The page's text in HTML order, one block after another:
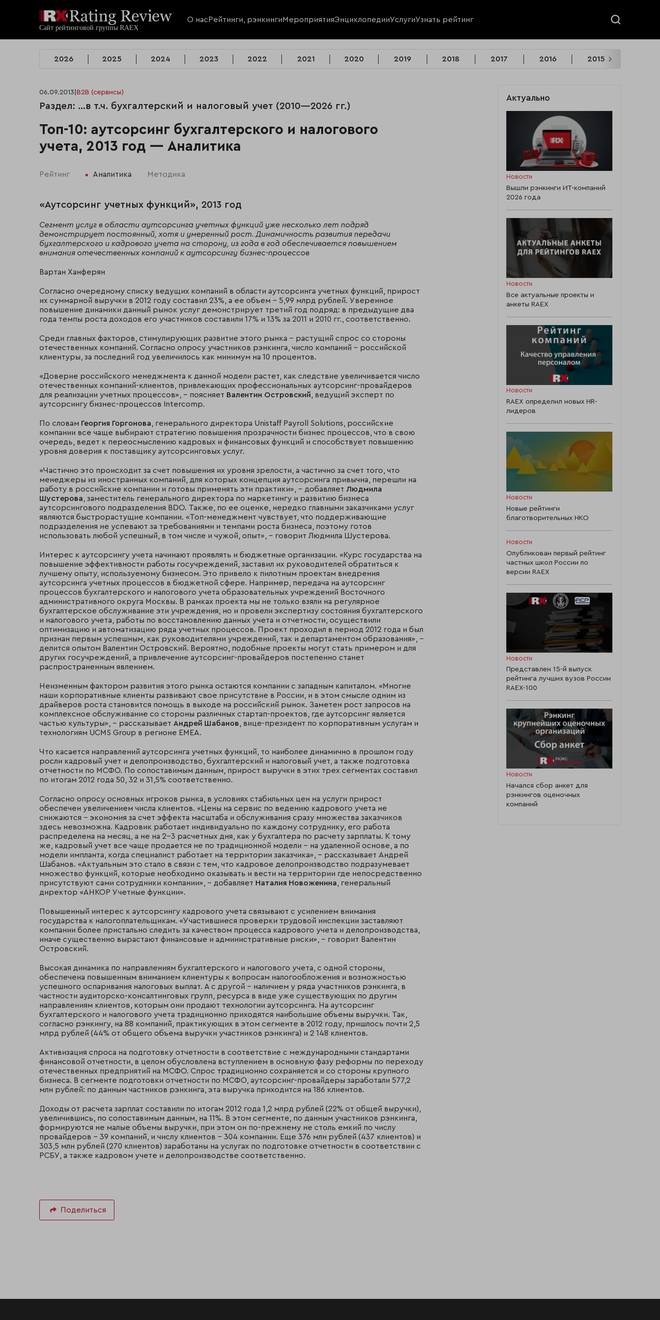
О нас Рейтинги, рэнкингиМероприятияЭнциклопедииУслугиУзнать рейтинг
2026 2025 2024 2023 2022 2021 2020 2019 2018 2017 2016 2015
06.09.2013 B2B (сервисы)
Раздел: …в т.ч. бухгалтерский и налоговый учет (2010—2026 гг.)
Топ-10: аутсорсинг бухгалтерского и налогового
учета, 2013 год — Аналитика
Рейтинг Аналитика Методика
«Аутсорсинг учетных функций», 2013 год
Сегмент услуг в области аутсорсинга учетных функций уже несколько лет подряд
демонстрирует постоянный, хотя и умеренный рост. Динамичность развития передачи
бухгалтерского и кадрового учета на сторону, из года в год обеспечивается повышением
внимания отечественных компаний к аутсорсингу бизнес-процессов
Вартан Ханферян
Согласно очередному списку ведущих компаний в области аутсорсинга учетных функций, прирост
их суммарной выручки в 2012 году составил 23%, а ее объем – 5,99 млрд рублей. Уверенное
повышение динамики данный рынок услуг демонстрирует третий год подряд: в предыдущие два
года темпы роста доходов его участников составили 17% и 13% за 2011 и 2010 гг., соответственно.
Среди главных факторов, стимулирующих развитие этого рынка – растущий спрос со стороны
отечественных компаний. Согласно опросу участников рэнкинга, число компаний – российской
клиентуры, за последний год увеличилось как минимум на 10 процентов.
«Доверие российского менеджмента к данной модели растет, как следствие увеличивается число
отечественных компаний-клиентов, привлекающих профессиональных аутсорсинг-провайдеров
для реализации учетных процессов», – поясняет Валентин Островский , ведущий эксперт по
аутсорсингу бизнес-процессов Intercomp.
По словам Георгия Горгонова , генерального директора Unistaff Payroll Solutions, российские
компании все чаще выбирают стратегию повышения прозрачности бизнес процессов, что в свою
очередь, ведет к переосмыслению кадровых и финансовых функций и способствует повышению
уровня доверия к поставщику аутсорсинговых услуг.
«Частично это происходит за счет повышения их уровня зрелости, а частично за счет того, что
менеджеры из иностранных компаний, для которых концепция аутсорсинга привычна, перешли на
работу в российские компании и готовы применять эти практики», – добавляет Людмила
Шустерова , заместитель генерального директора по маркетингу и развитию бизнеса
аутсорсингового подразделения BDO. Также, по ее оценке, нередко главными заказчиками услуг
являются быстрорастущие компании. «Топ-менеджмент чувствует, что поддерживающие
подразделения не успевают за требованиями и темпами роста бизнеса, поэтому готов
использовать любой успешный, в том числе и чужой, опыт», – говорит Людмила Шустерова.
Интерес к аутсорсингу учета начинают проявлять и бюджетные организации. «Курс государства на
повышение эффективности работы госучреждений, заставил их руководителей обратиться к
лучшему опыту, используемому бизнесом. Это привело к пилотным проектам внедрения
аутсорсинга учетных процессов в бюджетной сфере. Например, передача на аутсорсинг
процессов бухгалтерского и налогового учета образовательных учреждений Восточного
административного округа Москвы. В рамках проекта мы не только взяли на регулярное
бухгалтерское обслуживание эти учреждения, но и провели экспертизу состояния бухгалтерского
и налогового учета, работы по восстановлению данных учета и отчетности, осуществили
оптимизацию и автоматизацию ряда учетных процессов. Проект проходил в период 2012 года и был
признан первым успешным, как руководителями учреждений, так и департаментом образования», –
делится опытом Валентин Островский. Вероятно, подобные проекты могут стать примером и для
других госучреждений, а привлечение аутсорсинг-провайдеров постепенно станет
распространенным явлением.
Неизменным фактором развития этого рынка остаются компании с западным капиталом. «Многие
наши корпоративные клиенты развивают свое присутствие в России, и в этом смысле одним из
драйверов роста становится помощь в выходе на российский рынок. Заметен рост запросов на
комплексное обслуживание со стороны различных стартап-проектов, где аутсорсинг является
частью культуры», – рассказывает Андрей Шабанов , вице-президент по корпоративным услугам и
технологиям UCMS Group в регионе EMEA.
Что касается направлений аутсорсинга учетных функций, то наиболее динамично в прошлом году
росли кадровый учет и делопроизводство, бухгалтерский и налоговый учет, а также подготовка
отчетности по МСФО. По сопоставимым данным, прирост выручки в этих трех сегментах составил
по итогам 2012 года 50, 32 и 31,5% соответственно.
Согласно опросу основных игроков рынка, в условиях стабильных цен на услуги прирост
обеспечен увеличением числа клиентов. «Цены на сервис по ведению кадрового учета не
снижаются – экономия за счет эффекта масштаба и обслуживания сразу множества заказчиков
здесь невозможна. Кадровик работает индивидуально по каждому сотруднику, его работа
распределена на месяц, а не на 2-3 расчетных дня, как у бухгалтера по расчету зарплаты. К тому
же, кадровый учет все чаще продается не по традиционной модели – на удаленной основе, а по
модели импланта, когда специалист работает на территории заказчика», – рассказывает Андрей
Шабанов. «Актуальным это стало в связи с тем, что кадровое делопроизводство подразумевает
множество функций, которые необходимо оказывать и вести на территории где непосредственно
присутствуют сами сотрудники компании», – добавляет Наталия Новоженина , генеральный
директор «АНКОР Учетные функции».
Повышенный интерес к аутсорсингу кадрового учета связывают с усилением внимания
государства к налогоплательщикам. «Участившиеся проверки трудовой инспекции заставляют
компании более пристально следить за качеством процесса кадрового учета и делопроизводства,
иначе существенно вырастают финансовые и административные риски», – говорит Валентин
Островский.
Высокая динамика по направлениям бухгалтерского и налогового учета, с одной стороны,
обеспечена повышенным вниманием клиентуры к вопросам налогообложения и возможностью
успешного оспаривания налоговых выплат. А с другой – наличием у ряда участников рэнкинга, в
частности аудиторско-консалтинговых групп, ресурса в виде уже существующих по другим
направлениям клиентов, которым они продают технологии аутсорсинга. На аутсорсинг
бухгалтерского и налогового учета традиционно приходятся наибольшие объемы выручки. Так,
согласно рэнкингу, на 88 компаний, практикующих в этом сегменте в 2012 году, пришлось почти 2,5
млрд рублей (44% от общего объема выручки участников рэнкинга) и 2 148 клиентов.
Активизация спроса на подготовку отчетности в соответствие с международными стандартами
финансовой отчетности, в целом обусловлена вступлением в основную фазу реформы по переходу
отечественных предприятий на МСФО. Спрос традиционно сохраняется и со стороны крупного
бизнеса. В сегменте подготовки отчетности по МСФО, аутсорсинг-провайдеры заработали 577,2
млн рублей: по данным частников рэнкинга, эта выручка приходится на 186 клиентов.
Доходы от расчета зарплат составили по итогам 2012 года 1,2 млрд рублей (22% от общей выручки),
увеличившись, по сопоставимым данным, на 11%. В этом сегменте, по данным участников рэнкинга,
формируются не малые объемы выручки, при этом он по-прежнему не столь емкий по числу
провайдеров – 39 компаний, и числу клиентов – 304 компании. Еще 376 млн рублей (437 клиентов) и
303,5 млн рублей (270 клиентов) заработаны на услугах по подготовке отчетности в соответствии с
РСБУ, а также кадровом учете и делопроизводстве соответственно.
Актуально
Новости
Вышли рэнкинги ИТ-компаний
2026 года
Новости
Все актуальные проекты и
анкеты RAEX
Новости
RAEX определил новых HR-
лидеров
Новости
Новые рейтинги
благотворительных НКО
Новости
Опубликован первый рейтинг
частных школ России по
версии RAEX
Новости
Представлен 15-й выпуск
рейтинга лучших вузов России
RAEX-100
Новости
Начался сбор анкет для
рэнкингов оценочных
компаний
Поделиться